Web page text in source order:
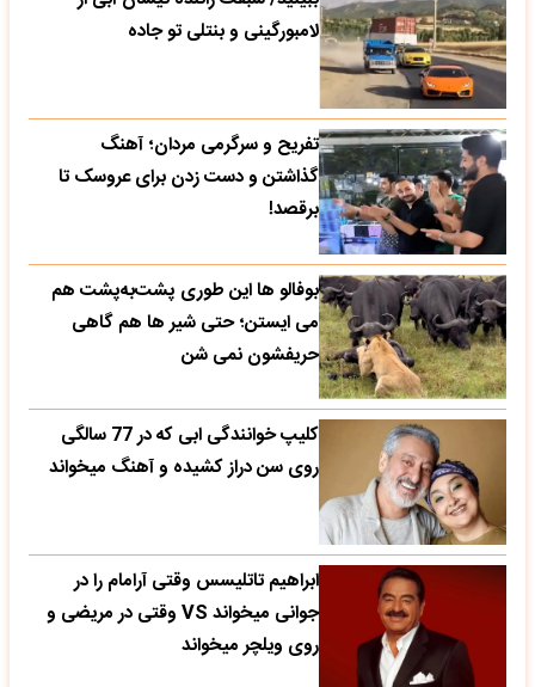
لامبورگینی و بنتلی تو جاده
تفریح و سرگرمی مردان؛ آهنگ
گذاشتن و دست زدن برای عروسک تا
برقصد!
بوفالو ها این‌ طوری پشت‌به‌پشت هم
می‌ ایستن؛ حتی شیر ها هم گاهی
حریفشون نمی‌ شن
کلیپ خوانندگی ابی که در 77 سالگی
روی سن دراز کشیده و آهنگ میخواند
ابراهیم تاتلیسس وقتی آرامام را در
جوانی میخواند VS وقتی در مریضی و
روی ویلچر میخواند